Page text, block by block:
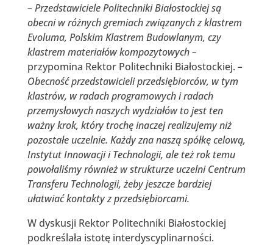
– Przedstawiciele Politechniki Białostockiej są
obecni w różnych gremiach związanych z klastrem
Evoluma, Polskim Klastrem Budowlanym, czy
klastrem materiałów kompozytowych –
przypomina Rektor Politechniki Białostockiej. –
Obecność przedstawicieli przedsiębiorców, w tym
klastrów, w radach programowych i radach
przemysłowych naszych wydziałów to jest ten
ważny krok, który trochę inaczej realizujemy niż
pozostałe uczelnie. Każdy zna naszą spółkę celową,
Instytut Innowacji i Technologii, ale też rok temu
powołaliśmy również w strukturze uczelni Centrum
Transferu Technologii, żeby jeszcze bardziej
ułatwiać kontakty z przedsiębiorcami.
W dyskusji Rektor Politechniki Białostockiej
podkreślała istotę interdyscyplinarności.